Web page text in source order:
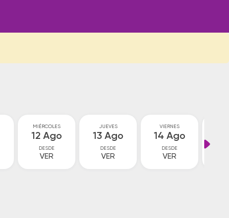
MIÉRCOLES
12 Ago
DESDE
VER
JUEVES
13 Ago
DESDE
VER
VIERNES
14 Ago
DESDE
VER